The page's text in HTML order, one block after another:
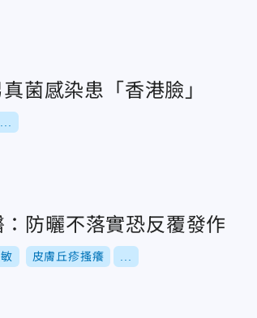
菌感染患「香港臉」
防曬不落實恐反覆發作
皮膚丘疹搔癢